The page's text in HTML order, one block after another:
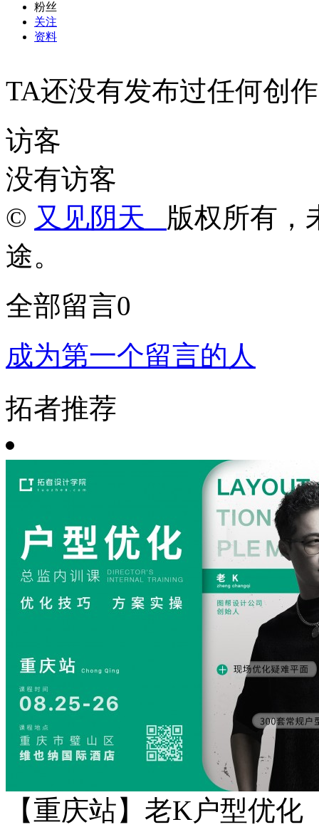
粉丝
关注
资料
TA还没有发布过任何创作
访客
没有访客
© 又见阴天 版权所有，
途。
全部留言0
成为第一个留言的人
拓者推荐
【重庆站】老K户型优化